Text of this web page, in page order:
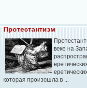
Протестантизм
веке на
которая произошла в ...